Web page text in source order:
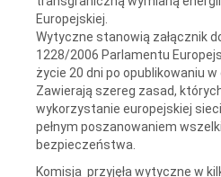
Europejskiej.
Wytyczne stanowią załącznik
1228/2006 Parlamentu
życie 20 dni po opublikowaniu
Zawierają szereg zasad,
wykorzystanie europejskiej
pełnym poszanowaniem
bezpieczeństwa.
Komisja przyjęła wytyczne w